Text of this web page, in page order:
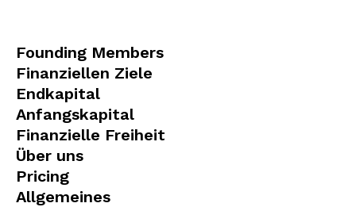
Founding Members
Finanziellen Ziele
Endkapital
Anfangskapital
Finanzielle Freiheit
Über uns
Pricing
Allgemeines